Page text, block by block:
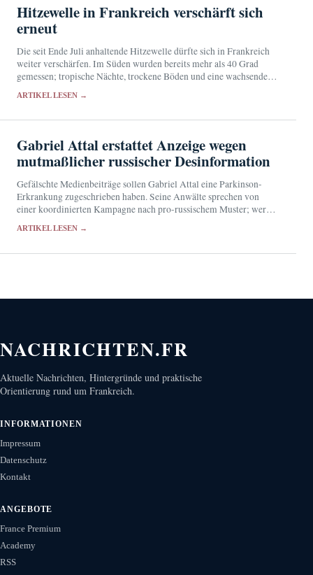
Hitzewelle in Frankreich verschärft sich
erneut
Die seit Ende Juli anhaltende Hitzewelle dürfte sich in Frankreich
weiter verschärfen. Im Süden wurden bereits mehr als 40 Grad
gemessen; tropische Nächte, trockene Böden und eine wachsende
ARTIKEL LESEN →
Gabriel Attal erstattet Anzeige wegen
mutmaßlicher russischer Desinformation
Gefälschte Medienbeiträge sollen Gabriel Attal eine Parkinson-
Erkrankung zugeschrieben haben. Seine Anwälte sprechen von
einer koordinierten Kampagne nach pro-russischem Muster; wer
ARTIKEL LESEN →
NACHRICHTEN.FR
Aktuelle Nachrichten, Hintergründe und praktische
Orientierung rund um Frankreich.
INFORMATIONEN
Impressum
Datenschutz
Kontakt
ANGEBOTE
France Premium
Academy
RSS